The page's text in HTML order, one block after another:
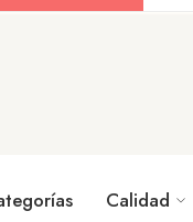
Calidad